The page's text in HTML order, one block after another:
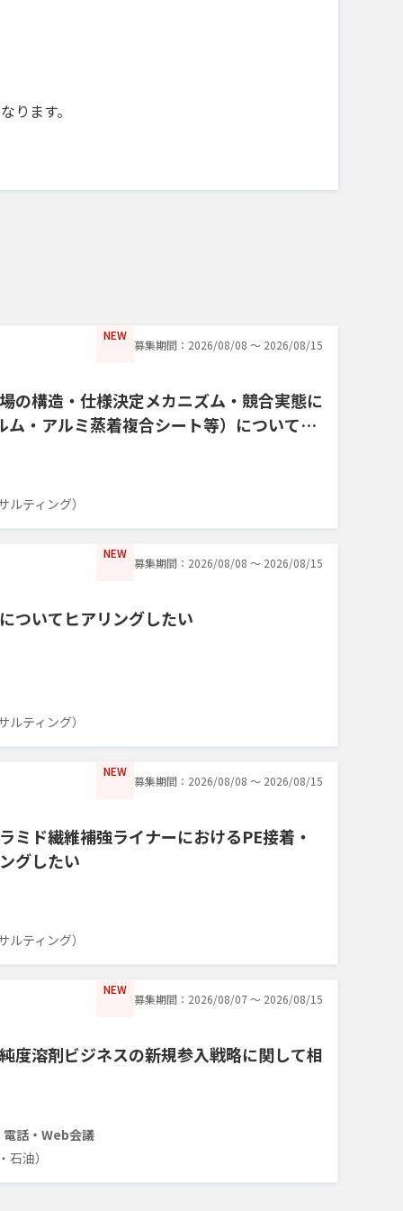
ります。
NEW
募集期間：2026/08/08 〜 2026/08/15
の構造・仕様決定メカニズム・競合実態に
ム・アルミ蒸着複合シート等）についてヒ
ティング）
NEW
募集期間：2026/08/08 〜 2026/08/15
ついてヒアリングしたい
ティング）
NEW
募集期間：2026/08/08 〜 2026/08/15
ミド繊維補強ライナーにおけるPE接着・
グしたい
ティング）
NEW
募集期間：2026/08/07 〜 2026/08/15
度溶剤ビジネスの新規参入戦略に関して相
電話・Web会議
油）